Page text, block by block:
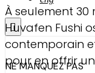
NE MANQUEZ PAS
À seulement
Huvafen Fushi
contemporain
pour en offrir